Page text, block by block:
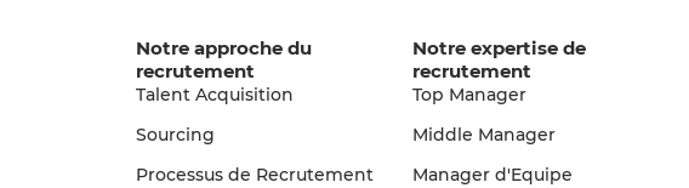
Notre approche du
recrutement
Talent Acquisition
Sourcing
Processus de Recrutement
Notre expertise de
recrutement
Top Manager
Middle Manager
Manager d'Equipe